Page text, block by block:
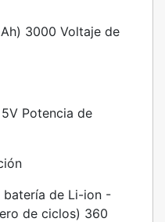
3000 Voltaje de
Potencia de
de Li-ion -
de ciclos) 360